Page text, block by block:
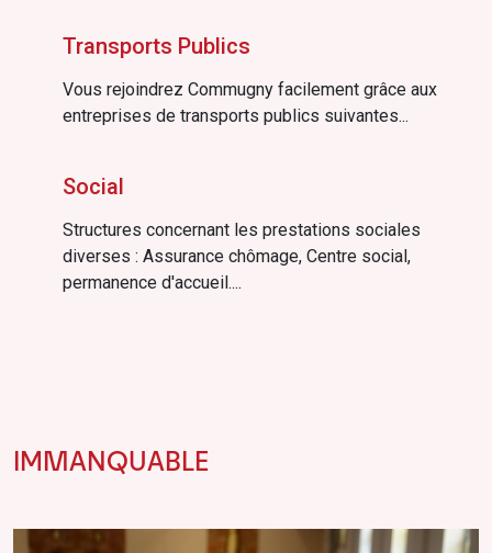
Transports Publics
Vous rejoindrez Commugny facilement grâce aux
entreprises de transports publics suivantes...
Social
Structures concernant les prestations sociales
diverses : Assurance chômage, Centre social,
permanence d'accueil....
IMMANQUABLE